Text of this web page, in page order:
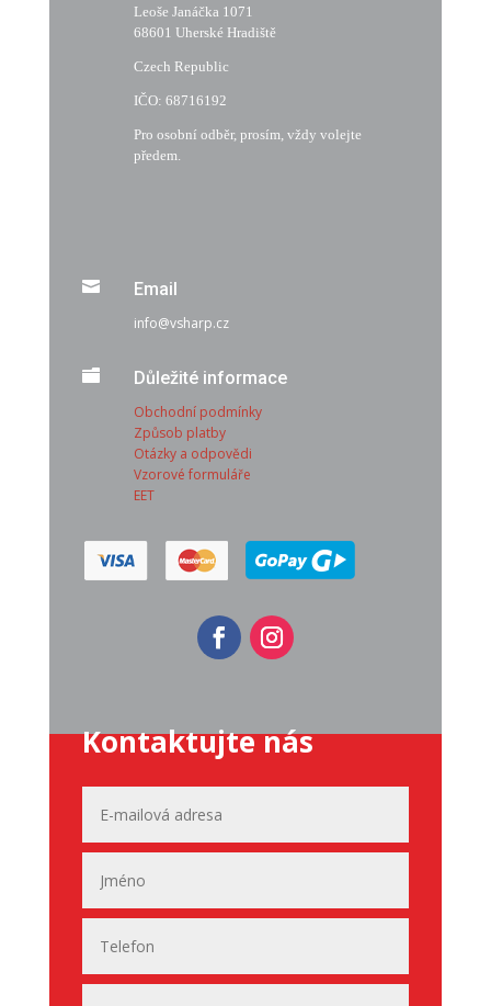
Leoše Janáčka 1071
68601 Uherské Hradiště
Czech Republic
IČO: 68716192
Pro osobní odběr, prosím, vždy volejte
předem.
 Email
info@vsharp.cz
 Důležité informace
Obchodní podmínky
Způsob platby
Otázky a odpovědi
Vzorové formuláře
EET
Kontaktujte nás